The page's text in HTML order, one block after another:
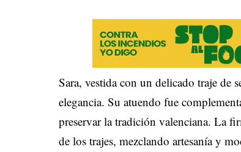
Sara, vestida con un delicado traje
elegancia. Su atuendo fue
preservar la tradición valenciana. La
de los trajes, mezclando artesanía y